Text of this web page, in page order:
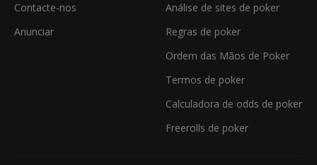
Contacte-nos
Anunciar
Análise de sites de poker
Regras de poker
Ordem das Mãos de Poker
Termos de poker
Calculadora de odds de poker
Freerolls de poker